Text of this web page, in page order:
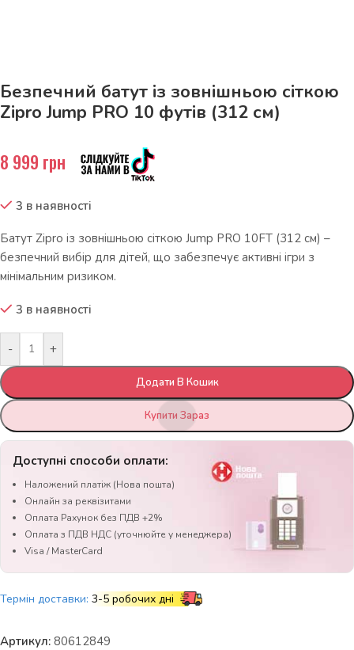
Безпечний батут із зовнішньою сіткою
Zipro Jump PRO 10 футів (312 см)
8 999 грн
3 в наявності
Батут Zipro із зовнішньою сіткою Jump PRO 10FT (312 см) –
безпечний вибір для дітей, що забезпечує активні ігри з
мінімальним ризиком.
3 в наявності
- +
Додати В Кошик
Купити Зараз
Доступні способи оплати:
Наложений платіж (Нова пошта)
Онлайн за реквізитами
Оплата Рахунок без ПДВ +2%
Оплата з ПДВ НДС (уточнюйте у менеджера)
Visa / MasterCard
Термін доставки: 3-5 робочих дні
Артикул: 80612849